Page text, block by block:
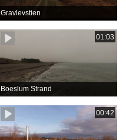
Gravlevstien
01:03
Boeslum Strand
00:42